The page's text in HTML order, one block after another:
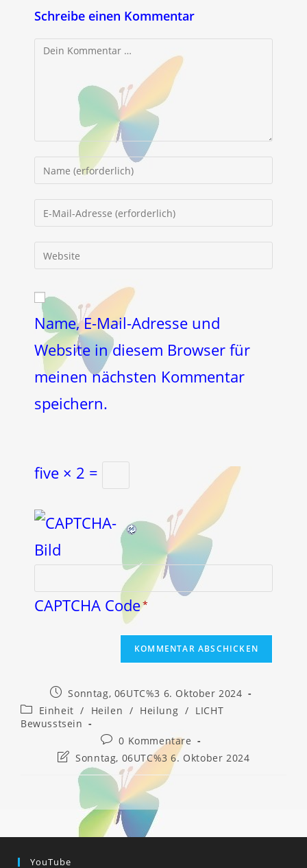
Schreibe einen Kommentar
Kommentar
deinen
Namen
oder
Kommentieren
deine
E-
Mail-
zum
Kommentieren
ein
deine
URL
ein
(optional)
Name, E-Mail-Adresse und
Website in diesem Browser für
meinen nächsten Kommentar
speichern.
five × 2 =
CAPTCHA Code*
Beitrag
veröffentlicht:
Sonntag, 06UTC%3 6. Oktober 2024
Beitrags-
Kategorie:
Einheit / Heilen / Heilung / LICHT
Bewusstsein
Beitrags-
Kommentare:
0 Kommentare
Beitrag
zuletzt
geändert
Sonntag, 06UTC%3 6. Oktober 2024
YouTube